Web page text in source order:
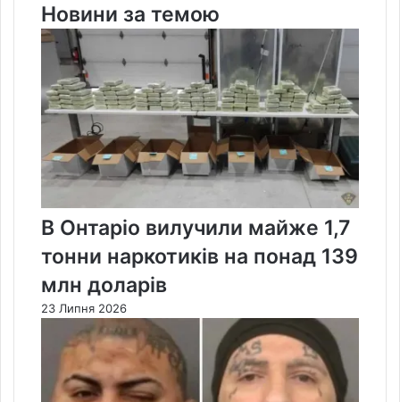
Новини за темою
В Онтаріо вилучили майже 1,7
тонни наркотиків на понад 139
млн доларів
23 Липня 2026